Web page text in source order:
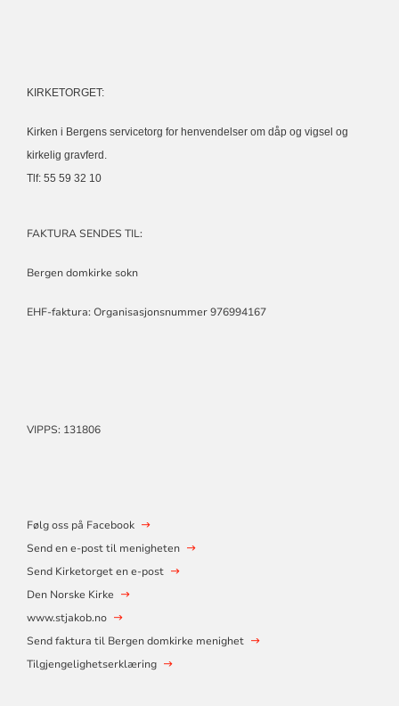
KIRKETORGET:
Kirken i Bergens servicetorg for henvendelser om dåp og vigsel og
kirkelig gravferd.
Tlf: 55 59 32 10
FAKTURA SENDES TIL:
Bergen domkirke sokn
EHF-faktura: Organisasjonsnummer 976994167
VIPPS: 131806
Følg oss på Facebook
Send en e-post til menigheten
Send Kirketorget en e-post
Den Norske Kirke
www.stjakob.no
Send faktura til Bergen domkirke menighet
Tilgjengelighetserklæring